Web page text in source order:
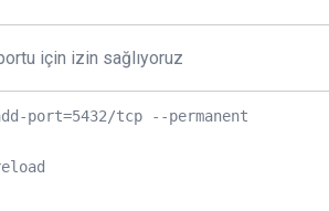
için izin sağlıyoruz
port=5432/tcp --permanent